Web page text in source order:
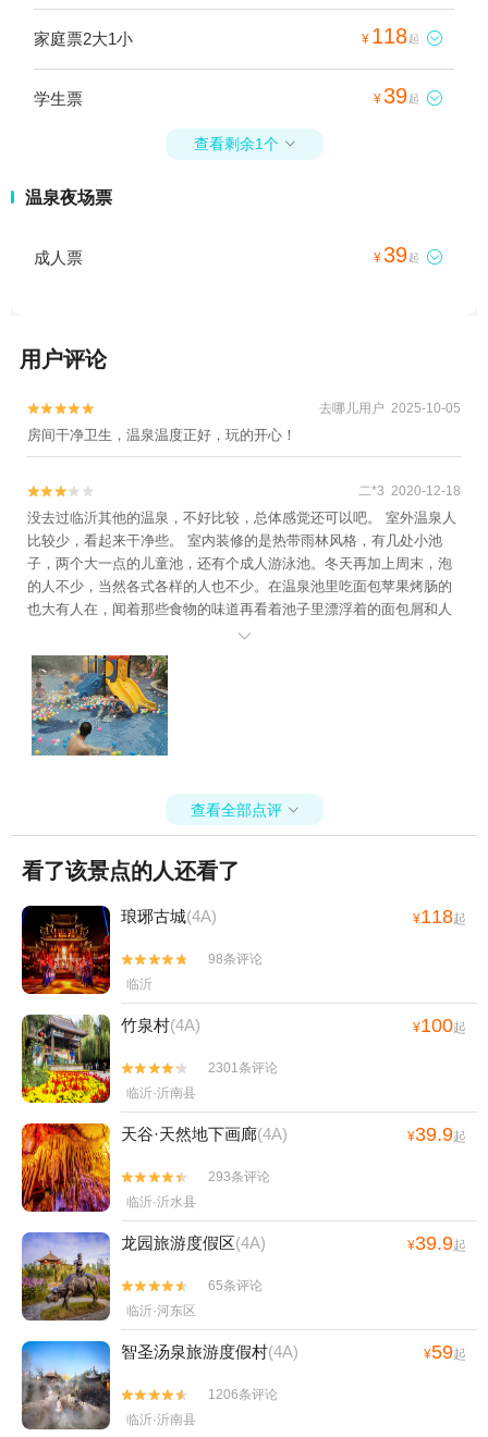
家庭票2大1小 ¥ 118起 
学生票 ¥39起 
查看剩余1个 
温泉夜场票
成人票 ¥39起 
用户评论

 去哪儿用户 2025-10-05
房间干净卫生，温泉温度正好，玩的开心！

 二*3 2020-12-18
没去过临沂其他的温泉，不好比较，总体感觉还可以吧。 室外温泉人
比较少，看起来干净些。 室内装修的是热带雨林风格，有几处小池
子，两个大一点的儿童池，还有个成人游泳池。冬天再加上周末，泡
的人不少，当然各式各样的人也不少。在温泉池里吃面包苹果烤肠的
也大有人在，闻着那些食物的味道再看着池子里漂浮着的面包屑和人
体皮屑组织，多少会影响体感。 自助餐中规中矩，不过还是希望能加
强管理，杜绝那些拿自己筷子去夹菜的行为吧，疫情期间，你好我好
大家好。 更衣室里的大姐们态度不错，卫生打扫的及时。 PS，去之
前，最好提前买好手机防水袋，更衣室里卖25一个，还没泡完就坏
了，手机也进水了。

查看全部点评 
看了该景点的人还看了
琅琊古城(4A) ¥118起


98条评论
临沂
竹泉村(4A) ¥100起


2301条评论
临沂·沂南县
天谷·天然地下画廊(4A) ¥39.9起


293条评论
临沂·沂水县
龙园旅游度假区(4A) ¥39.9起


65条评论
临沂·河东区
智圣汤泉旅游度假村(4A) ¥59起


1206条评论
临沂·沂南县